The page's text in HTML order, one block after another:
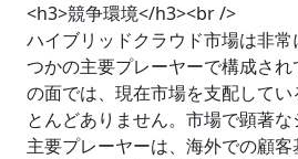
<h3>競争環境</h3><br />
ハイブリッドクラウド市場は非常
つかの主要プレーヤーで構成さ
の面では、現在市場を支配して
とんどありません。市場で顕著
主要プレーヤーは、海外での顧